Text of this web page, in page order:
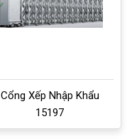
Cổng Xếp Nhập Khẩu
15197